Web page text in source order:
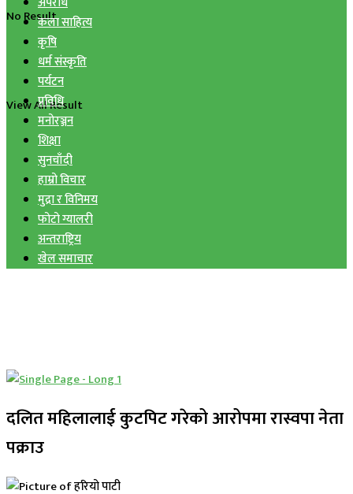
No Result
View All Result
कला साहित्य
कृषि
धर्म संस्कृति
पर्यटन
प्रविधि
मनोरञ्जन
शिक्षा
सुनचाँदी
हाम्रो विचार
मुद्रा र विनिमय
फोटो ग्यालरी
अन्तराष्ट्रिय
खेल समाचार
दलित महिलालाई कुटपिट गरेको आरोपमा रास्वपा नेता
पक्राउ